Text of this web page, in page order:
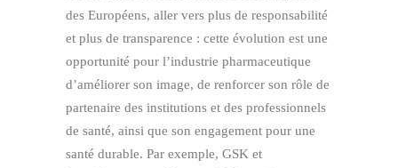
des Européens, aller vers plus de responsabilité
et plus de transparence : cette évolution est une
opportunité pour l’industrie pharmaceutique
d’améliorer son image, de renforcer son rôle de
partenaire des institutions et des professionnels
de santé, ainsi que son engagement pour une
santé durable. Par exemple, GSK et